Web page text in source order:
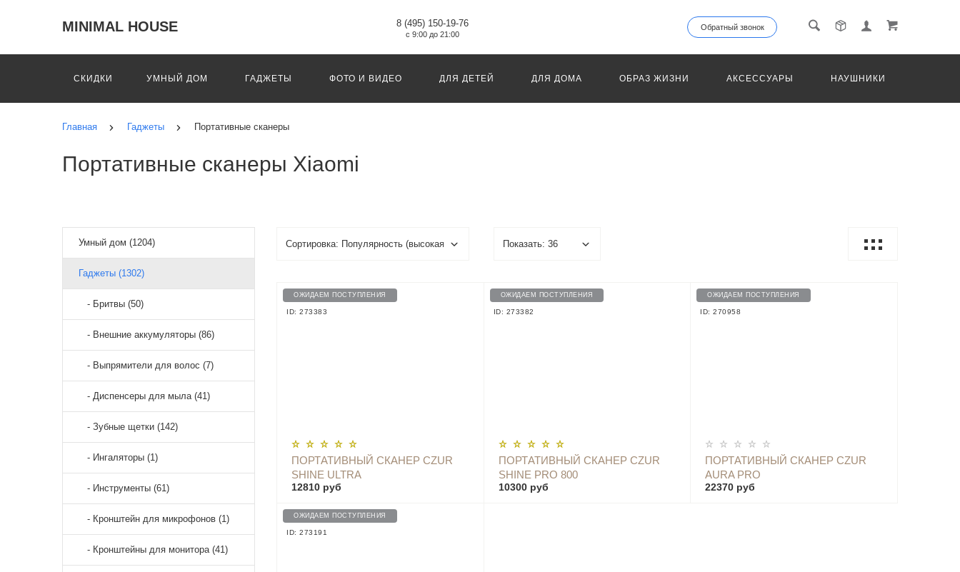
MINIMAL HOUSE 8 (495) 150-19-76
с 9:00 до 21:00
Обратный звонок
СКИДКИ УМНЫЙ ДОМ ГАДЖЕТЫ ФОТО И ВИДЕО ДЛЯ ДЕТЕЙ ДЛЯ ДОМА ОБРАЗ ЖИЗНИ АКСЕССУАРЫ НАУШНИКИ
Главная Гаджеты Портативные сканеры
Портативные сканеры Xiaomi
Умный дом (1204)
Гаджеты (1302)
- Бритвы (50)
- Внешние аккумуляторы (86)
- Выпрямители для волос (7)
- Диспенсеры для мыла (41)
- Зубные щетки (142)
- Ингаляторы (1)
- Инструменты (61)
- Кронштейн для микрофонов (1)
- Кронштейны для монитора (41)
ОЖИДАЕМ ПОСТУПЛЕНИЯ
ID: 273383
ПОРТАТИВНЫЙ СКАНЕР CZUR
SHINE ULTRA
12810 руб
ОПОВЕСТИТЬ
ОЖИДАЕМ ПОСТУПЛЕНИЯ
ID: 273382
ПОРТАТИВНЫЙ СКАНЕР CZUR
SHINE PRO 800
10300 руб
ОПОВЕСТИТЬ
ОЖИДАЕМ ПОСТУПЛЕНИЯ
ID: 270958
ПОРТАТИВНЫЙ СКАНЕР CZUR
AURA PRO
22370 руб
ОПОВЕСТИТЬ
ОЖИДАЕМ ПОСТУПЛЕНИЯ
ID: 273191